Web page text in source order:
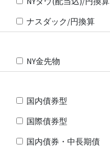
ナスダック/円換算
NY金先物
国内債券型
国際債券型
国内債券・中長期債